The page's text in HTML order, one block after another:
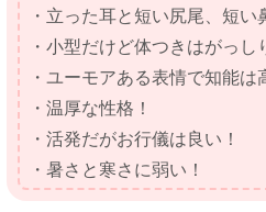
・立った耳と短い尻尾、短い
・小型だけど体つきはがっし
・ユーモアある表情で知能は
・温厚な性格！
・活発だがお行儀は良い！
・暑さと寒さに弱い！